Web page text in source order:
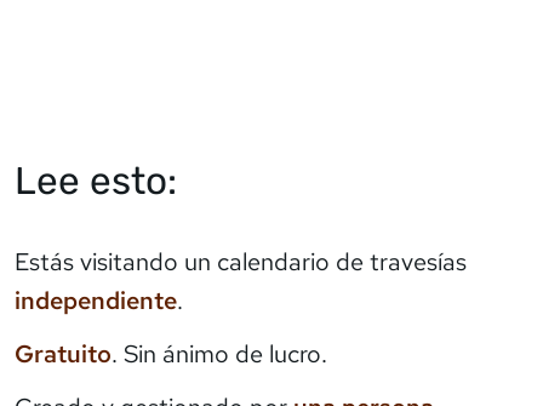
Lee esto:
Estás visitando un calendario de travesías
independiente.
Gratuito. Sin ánimo de lucro.